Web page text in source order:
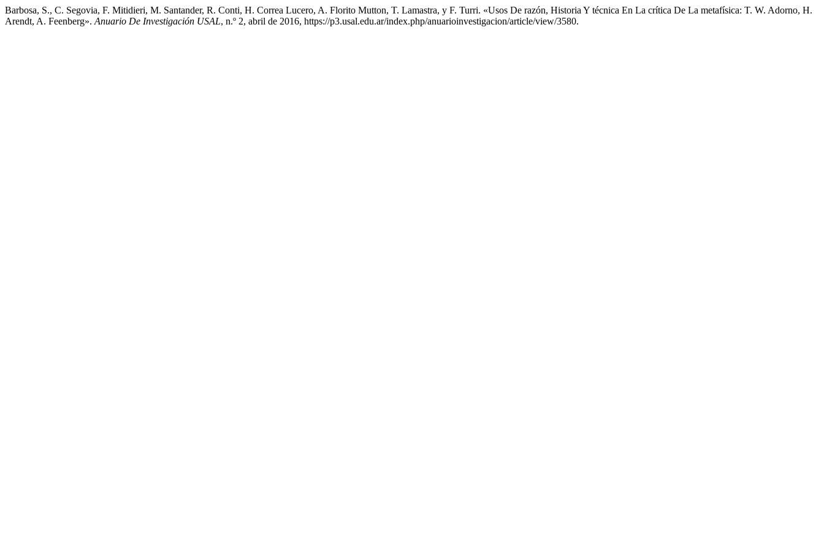
Barbosa, S., C. Segovia, F. Mitidieri, M. Santander, R. Conti, H. Correa Lucero, A. Florito Mutton, T. Lamastra, y F. Turri. «Usos De razón, Historia Y técnica En La crítica De La metafísica: T. W. Adorno, H.
Arendt, A. Feenberg». Anuario De Investigación USAL, n.º 2, abril de 2016, https://p3.usal.edu.ar/index.php/anuarioinvestigacion/article/view/3580.